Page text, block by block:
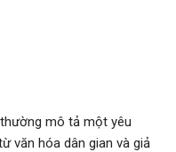
mô tả một yêu
văn hóa dân gian và giả